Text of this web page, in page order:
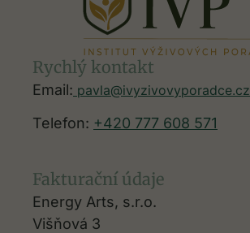
Rychlý kontakt
Email: pavla@ivyzivovyporadce.cz
Telefon: +420 777 608 571
Fakturační údaje
Energy Arts, s.r.o.
Višňová 3